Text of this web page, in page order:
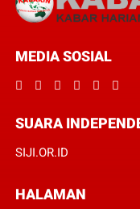
MEDIA SOSIAL
SUARA
SIJI.OR.ID
HALAMAN